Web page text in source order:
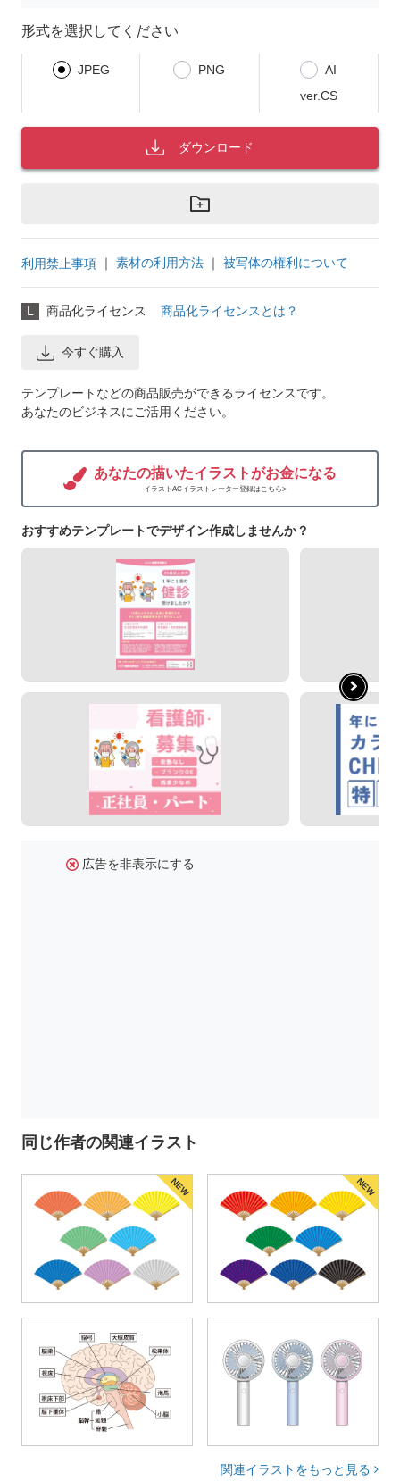
形式を選択してください
JPEG PNG
AI
ver.CS
ダウンロード
利用禁止事項 ｜ 素材の利用方法 ｜ 被写体の権利について
L 商品化ライセンス 商品化ライセンスとは？
今すぐ購入
テンプレートなどの商品販売ができるライセンスです。
あなたのビジネスにご活用ください。
あなたの描いたイラストがお金になる
イラストACイラストレーター登録はこちら>
おすすめテンプレートでデザイン作成しませんか？
広告を非表示にする
同じ作者の関連イラスト
NEW NEW
関連イラストをもっと見る